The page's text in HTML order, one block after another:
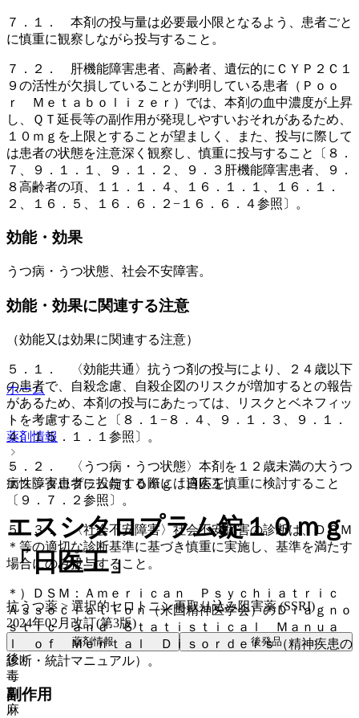
７．１． 本剤の投与量は必要最小限となるよう、患者ごと
に慎重に観察しながら投与すること。
７．２． 肝機能障害患者、高齢者、遺伝的にＣＹＰ２Ｃ１
９の活性が欠損していることが判明している患者（Ｐｏｏ
ｒ Ｍｅｔａｂｏｌｉｚｅｒ）では、本剤の血中濃度が上昇
し、ＱＴ延長等の副作用が発現しやすいおそれがあるため、
１０ｍｇを上限とすることが望ましく、また、投与に際して
は患者の状態を注意深く観察し、慎重に投与すること〔８．
７、９．１．１、９．１．２、９．３肝機能障害患者、９．
８高齢者の項、１１．１．４、１６．１．１、１６．１．
２、１６．５、１６．６．２−１６．６．４参照〕。
効能・効果
うつ病・うつ状態、社会不安障害。
効能・効果に関連する注意
（効能又は効果に関連する注意）
５．１． 〈効能共通〉抗うつ剤の投与により、２４歳以下
の患者で、自殺念慮、自殺企図のリスクが増加するとの報告
があるため、本剤の投与にあたっては、リスクとベネフィッ
トを考慮すること〔８．１−８．４、９．１．３、９．１．
４、１５．１．１参照〕。
５．２． 〈うつ病・うつ状態〉本剤を１２歳未満の大うつ
病性障害患者に投与する際には適応を慎重に検討すること
〔９．７．２参照〕。
５．３． 〈社会不安障害〉社会不安障害の診断は、ＤＳＭ
＊等の適切な診断基準に基づき慎重に実施し、基準を満たす
場合にのみ投与すること。
＊）ＤＳＭ：Ａｍｅｒｉｃａｎ Ｐｓｙｃｈｉａｔｒｉｃ
Ａｓｓｏｃｉａｔｉｏｎ（米国精神医学会）のＤｉａｇｎｏ
ｓｔｉｃ ａｎｄ Ｓｔａｔｉｓｔｉｃａｌ Ｍａｎｕａ
ｌ ｏｆ Ｍｅｎｔａｌ Ｄｉｓｏｒｄｅｒｓ（精神疾患の
診断・統計マニュアル）。
副作用
ホーム
薬剤情報
エスシタロプラム錠１０ｍｇ「日医工」
エスシタロプラム錠１０ｍｇ
「日医工」
抗うつ薬 > 選択的セロトニン再取り込み阻害薬 (SSRI)
2024年02月改訂(第3版)
薬剤情報 後発品
後
毒
劇
麻